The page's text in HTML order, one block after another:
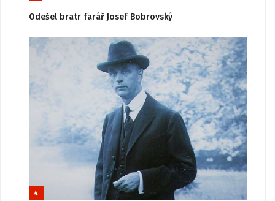
Odešel bratr farář Josef Bobrovský
4